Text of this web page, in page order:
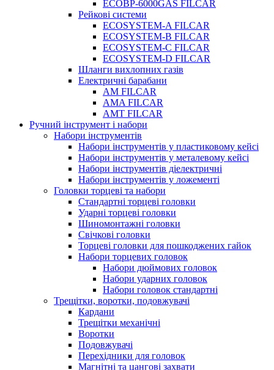
ECOBP-6000GAS FILCAR
Рейкові системи
ECOSYSTEM-A FILCAR
ECOSYSTEM-B FILCAR
ECOSYSTEM-C FILCAR
ECOSYSTEM-D FILCAR
Шланги вихлопних газів
Електричні барабани
AM FILCAR
AMA FILCAR
AMT FILCAR
Ручний інструмент і набори
Набори інструментів
Набори інструментів у пластиковому кейсі
Набори інструментів у металевому кейсі
Набори інструментів діелектричні
Набори інструментів у ложементі
Головки торцеві та набори
Стандартні торцеві головки
Ударні торцеві головки
Шиномонтажні головки
Свічкові головки
Торцеві головки для пошкоджених гайок
Набори торцевих головок
Набори дюймових головок
Набори ударних головок
Набори головок стандартні
Трещітки, воротки, подовжувачі
Кардани
Трещітки механічні
Воротки
Подовжувачі
Перехідники для головок
Магнітні та цангові захвати